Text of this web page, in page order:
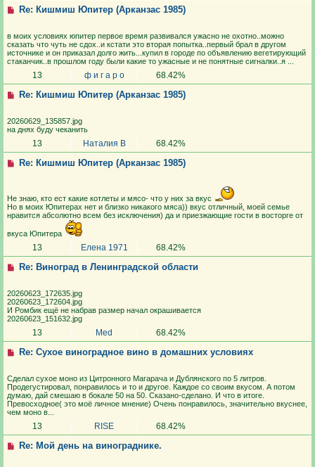
Re: Кишмиш Юпитер (Арканзас 1985)
в моих условиях юпитер первое время развивался ужасно не охотно..можно
сказать что чуть не сдох..и кстати это вторая попытка..первый брал в другом
источнике и он приказал долго жить...купил в городе по объявлению вегетирующий
стаканчик..в прошлом году были какие то ужасные и не понятные сигналки..я ...
13 ф и г а р о 68.42%
Re: Кишмиш Юпитер (Арканзас 1985)
20260629_135857.jpg
на днях буду чеканить
13 Наталия В 68.42%
Re: Кишмиш Юпитер (Арканзас 1985)
Не знаю, кто ест какие котлеты и мясо- что у них за вкус
Но в моих Юпитерах нет и близко никакого мяса)) вкус отличный, моей семье
нравится абсолютно всем без исключения) да и приезжающие гости в восторге от
вкуса Юпитера
13 Елена 1971 68.42%
Re: Виноград в Ленинградской области
20260623_172635.jpg
20260623_172604.jpg
И Ромбик ещё не набрав размер начал окрашивается
20260623_151632.jpg
13 Med 68.42%
Re: Сухое виноградное вино в домашних условиях
Сделал сухое моно из Цитронного Магарача и Дублянского по 5 литров.
Продегустировал, понравилось и то и другое. Каждое со своим вкусом. А потом
думаю, дай смешаю в бокале 50 на 50. Сказано-сделано. И что в итоге.
Превосходное( это моё личное мнение) Очень понравилось, значительно вкуснее,
чем моно в...
13 RISE 68.42%
Re: Мой день на винограднике.